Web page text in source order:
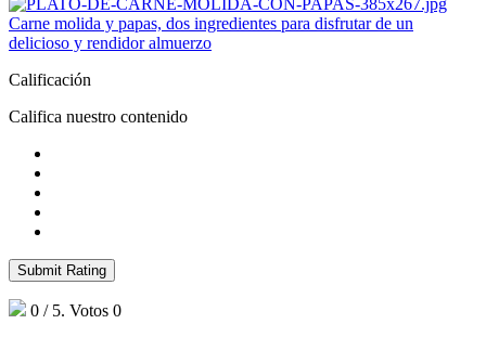
Carne molida y papas, dos ingredientes para disfrutar de un
delicioso y rendidor almuerzo
Calificación
Califica nuestro contenido
Submit Rating
0 / 5. Votos 0